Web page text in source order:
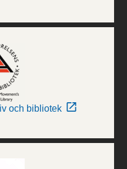
och bibliotek